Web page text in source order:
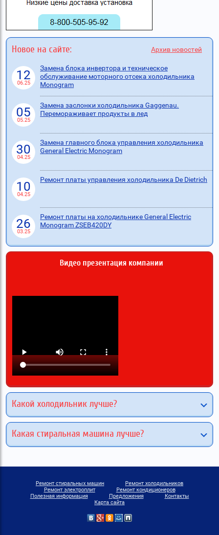
Новое на сайте: Архив новостей
12
06.25
Замена блока инвертора и техническое
обслуживание моторного отсека холодильника
Monogram
05
05.25
Замена заслонки холодильника Gaggenau.
Перемораживает продукты в лед
30
04.25
Замена главного блока управления холодильника
General Electric Monogram
10
04.25
Ремонт платы управления холодильника De Dietrich
26
03.25
Ремонт платы на холодильнике General Electric
Monogram ZSEB420DY
Видео презентация компании
Какой холодильник лучше?
Какая стиральная машина лучше?
Ремонт стиральных машин
Ремонт холодильников
Ремонт электроплит
Ремонт кондиционеров
Полезная информация
Предложения
Контакты
Карта сайта